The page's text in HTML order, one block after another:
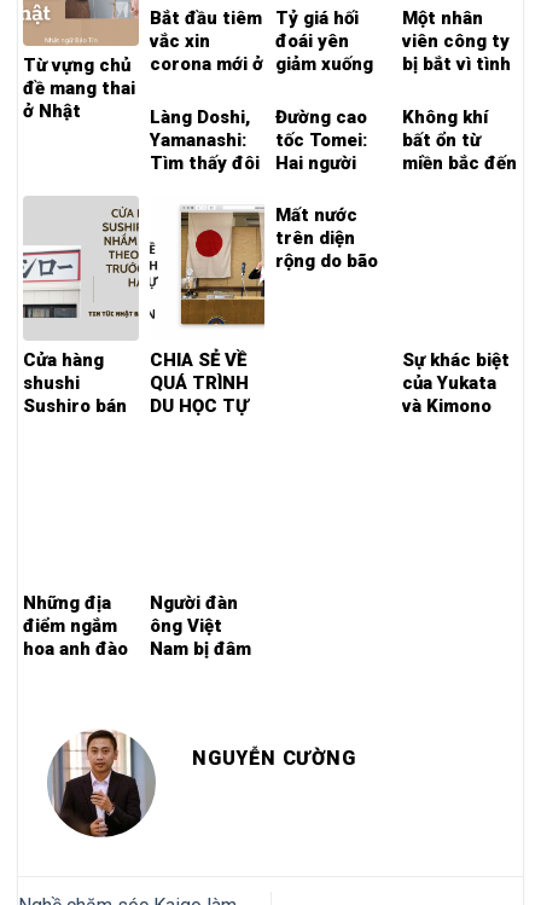
Từ vựng chủ
đề mang thai
ở Nhật
ngờ gian lận
tiền hỗ trợ
corona
từ Trung
Quốc.
của ‘Gyoza
no Osho’ sẽ
bị bắt hôm
Bắt đầu tiêm
vắc xin
corona mới ở
Tokyo cho
trẻ từ 6
tháng tuổi
đến 4 tuổi.
Tỷ giá hối
đoái yên
giảm xuống
150 yên Giao
dịch ở mức
Yên thấp
nhất lần đầu
tiên trong
32 năm
Một nhân
viên công ty
bị bắt vì tình
một học sinh
trung học cơ
sở tự tử.
Làng Doshi,
Yamanashi:
Tìm thấy đôi
cô gái đã
mất tích và
hiện đang
tìm kiếm
xung quanh
một lần nữa.
Đường cao
tốc Tomei:
Hai người
tai nạn ô tô
– một người
chết và một
người bị
Không khí
bất ổn từ
miền bắc đến
Cửa hàng
shushi
Sushiro bán
CHIA SẺ VỀ
QUÁ TRÌNH
DU HỌC TỰ
Mất nước
trên diện
rộng do bão
Sự khác biệt
của Yukata
và Kimono
Những địa
điểm ngắm
hoa anh đào
Người đàn
ông Việt
Nam bị đâm
phố trước ga
KawasakiNGUYỄN CƯỜNG